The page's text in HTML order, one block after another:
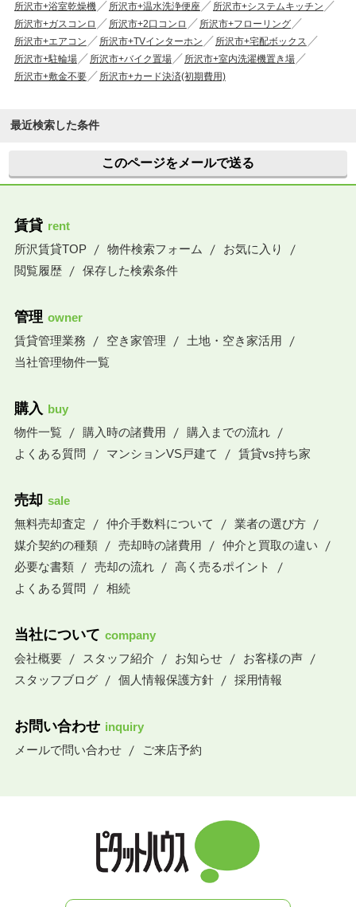
所沢市+浴室乾燥機
所沢市+温水洗浄便座
所沢市+システムキッチン
所沢市+ガスコンロ
所沢市+2口コンロ
所沢市+フローリング
所沢市+エアコン
所沢市+TVインターホン
所沢市+宅配ボックス
所沢市+駐輪場
所沢市+バイク置場
所沢市+室内洗濯機置き場
所沢市+敷金不要
所沢市+カード決済(初期費用)
最近検索した条件
このページをメールで送る
賃貸 rent
所沢賃貸TOP
物件検索フォーム
お気に入り
閲覧履歴
保存した検索条件
管理 owner
賃貸管理業務
空き家管理
土地・空き家活用
当社管理物件一覧
購入 buy
物件一覧
購入時の諸費用
購入までの流れ
よくある質問
マンションVS戸建て 賃貸vs持ち家
売却 sale
無料売却査定
仲介手数料について
業者の選び方
媒介契約の種類
売却時の諸費用
仲介と買取の違い
必要な書類
売却の流れ
高く売るポイント
よくある質問
相続
当社について company
会社概要
スタッフ紹介 お知らせ
お客様の声
スタッフブログ
個人情報保護方針 採用情報
お問い合わせ inquiry
メールで問い合わせ
ご来店予約